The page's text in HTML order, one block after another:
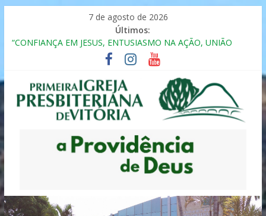
7 de agosto de 2026
Últimos:
“CONFIANÇA EM JESUS, ENTUSIASMO NA AÇÃO, UNIÃO
Seminário da Família 2025
Formação em Inclusão, Ensino e Relacionamento com
Pessoas Atípicas
12º ENCONTRO DE CASAIS
MULHER PRESBITERIANA
Primeira
Presbiteriana